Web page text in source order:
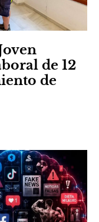
de 12
de